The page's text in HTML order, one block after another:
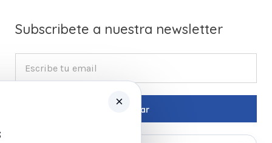
Subscribete a nuestra newsletter
×